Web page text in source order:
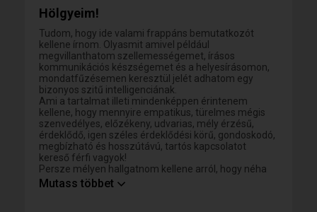
Hölgyeim!
Tudom, hogy ide valami frappáns bemutatkozót
kellene írnom. Olyasmit amivel például
megvillanthatom szellemességemet, írásos
kommunikációs készségemet és a helyesírásomon,
mondatfűzésemen keresztül jelét adhatom egy
bizonyos szitű intelligenciának.
Ami a tartalmat illeti mindenképpen érintenem
kellene, hogy mennyire empatikus, türelmes mégis
szenvedélyes, előzékeny, udvarias, mély érzésű,
érdeklődő, igen széles érdeklődési körű, gondoskodó,
megbízható és hosszútávú, tartós kapcsolatot
kereső férfi vagyok!
Persze mélyen hallgatnom kellene arról, hogy néha
lobbanékony vagyok de gyorsan engesztelődő; hogy
Mutass többet